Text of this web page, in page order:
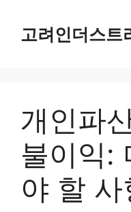
content고려인더스트
개인파
불이익:
야 할 사